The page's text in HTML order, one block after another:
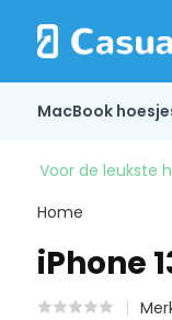
MacBook
Voor de leukste
Home
iPhone